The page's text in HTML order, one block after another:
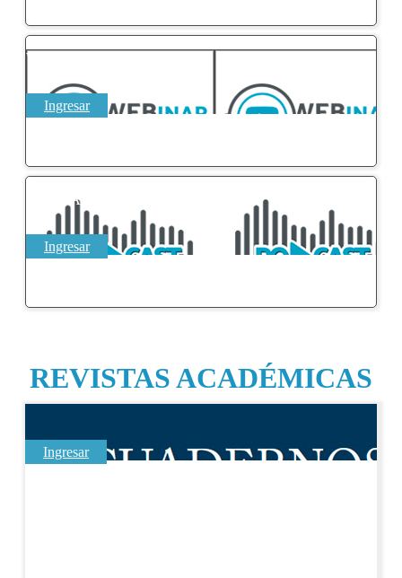
WEBINAR UCSS
Ingresar
PODCAST UCSS
Ingresar
REVISTAS ACADÉMICAS
Ingresar